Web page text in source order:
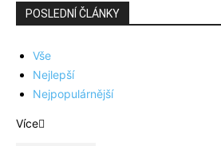
POSLEDNÍ ČLÁNKY
Vše
Nejlepší
Nejpopulárnější
Více